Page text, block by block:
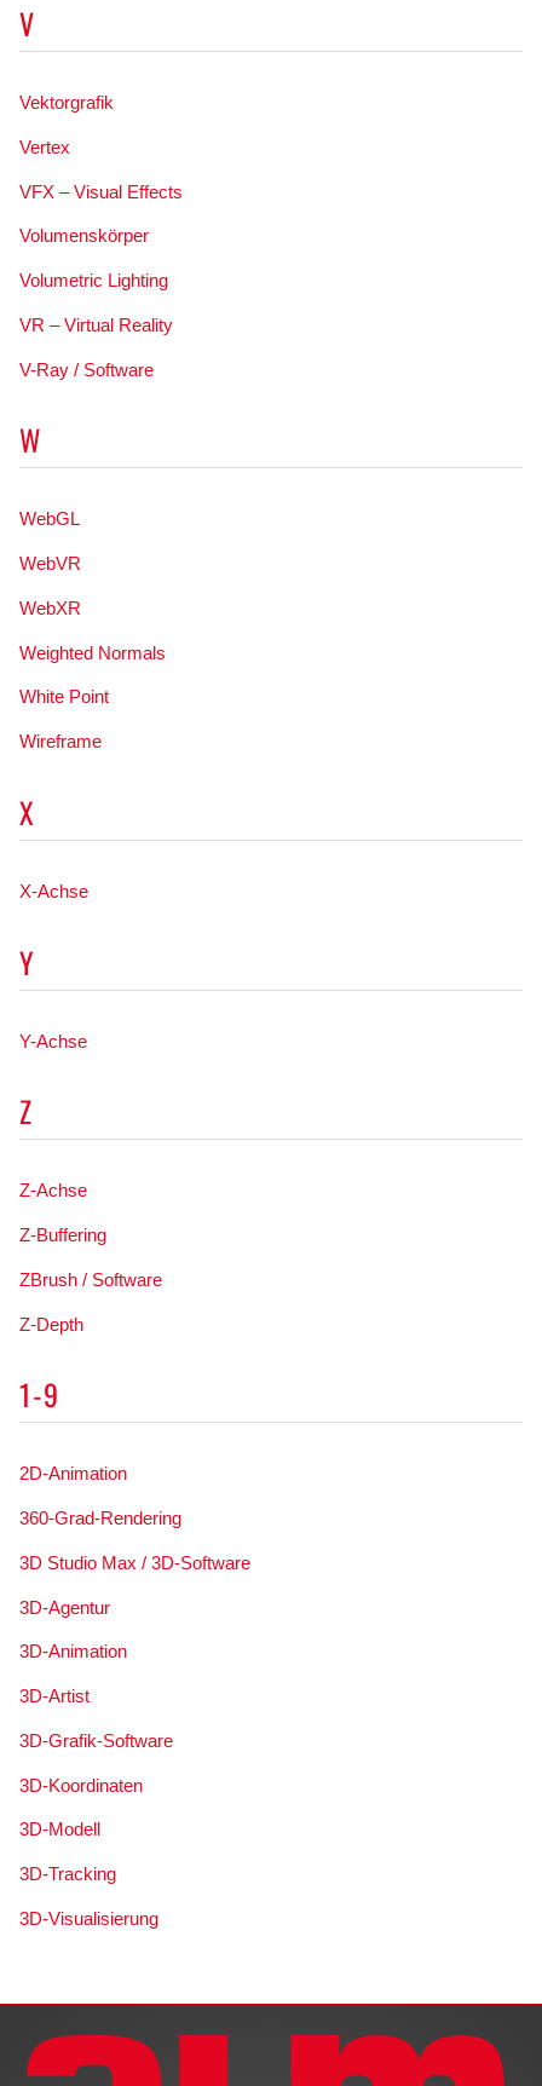
V
Vektorgrafik
Vertex
VFX – Visual Effects
Volumenskörper
Volumetric Lighting
VR – Virtual Reality
V-Ray / Software
W
WebGL
WebVR
WebXR
Weighted Normals
White Point
Wireframe
X
X-Achse
Y
Y-Achse
Z
Z-Achse
Z-Buffering
ZBrush / Software
Z-Depth
1-9
2D-Animation
360-Grad-Rendering
3D Studio Max / 3D-Software
3D-Agentur
3D-Animation
3D-Artist
3D-Grafik-Software
3D-Koordinaten
3D-Modell
3D-Tracking
3D-Visualisierung